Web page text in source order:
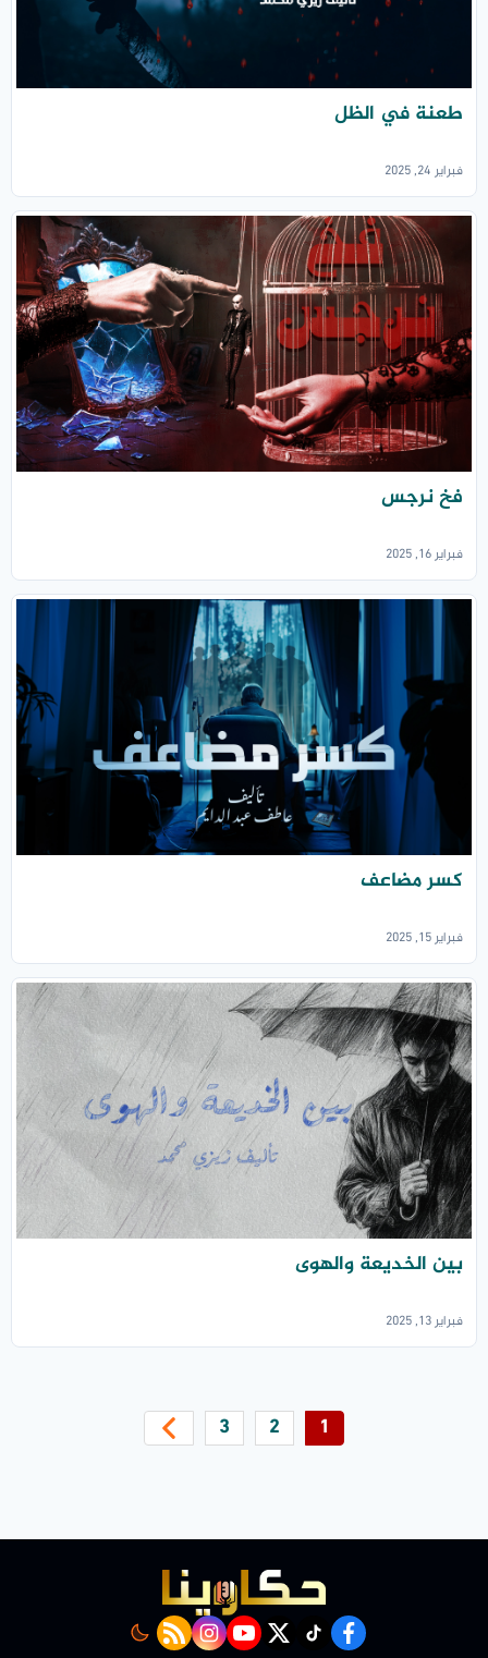
طعنة في الظل
فبراير 24, 2025
فخ نرجس
فبراير 16, 2025
كسر مضاعف
فبراير 15, 2025
بين الخديعة والهوى
فبراير 13, 2025
1
2
3
facebook
Tiktok
twitter
youtube
instagram
rss feed